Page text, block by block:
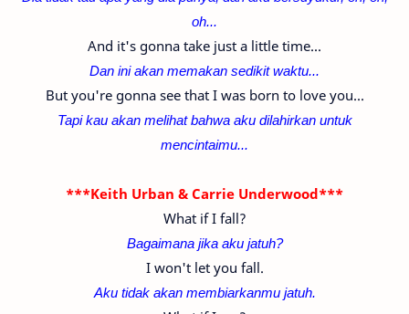
oh...
And it's gonna take just a little time...
Dan ini akan memakan sedikit waktu...
But you're gonna see that I was born to love you...
Tapi kau akan melihat bahwa aku dilahirkan untuk
mencintaimu...
***Keith Urban & Carrie Underwood***
What if I fall?
Bagaimana jika aku jatuh?
I won't let you fall.
Aku tidak akan membiarkanmu jatuh.